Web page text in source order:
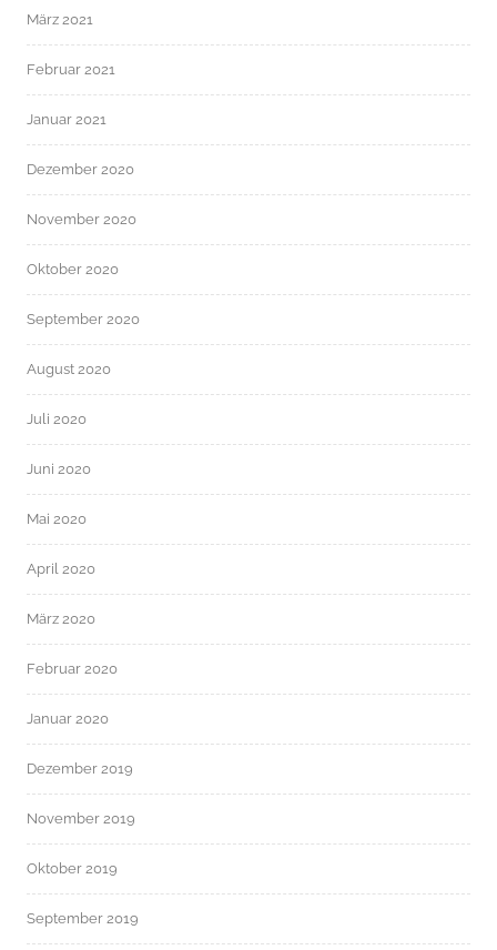
März 2021
Februar 2021
Januar 2021
Dezember 2020
November 2020
Oktober 2020
September 2020
August 2020
Juli 2020
Juni 2020
Mai 2020
April 2020
März 2020
Februar 2020
Januar 2020
Dezember 2019
November 2019
Oktober 2019
September 2019